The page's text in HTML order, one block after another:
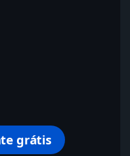
grátis